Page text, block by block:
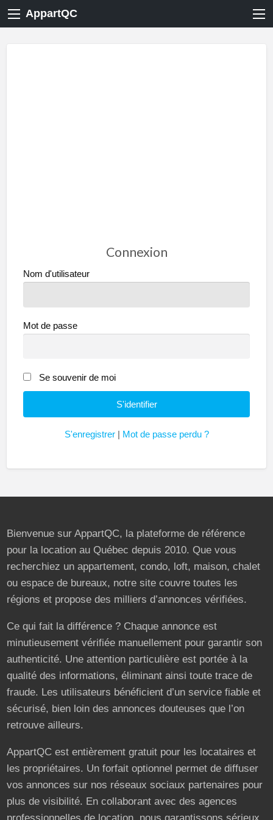
AppartQC
Connexion
Nom d'utilisateur
Mot de passe
Se souvenir de moi
S'enregistrer| Mot de passe perdu ?
Bienvenue sur AppartQC, la plateforme de référence
pour la location au Québec depuis 2010. Que vous
recherchiez un appartement, condo, loft, maison, chalet
ou espace de bureaux, notre site couvre toutes les
régions et propose des milliers d’annonces vérifiées.
Ce qui fait la différence ? Chaque annonce est
minutieusement vérifiée manuellement pour garantir son
authenticité. Une attention particulière est portée à la
qualité des informations, éliminant ainsi toute trace de
fraude. Les utilisateurs bénéficient d’un service fiable et
sécurisé, bien loin des annonces douteuses que l’on
retrouve ailleurs.
AppartQC est entièrement gratuit pour les locataires et
les propriétaires. Un forfait optionnel permet de diffuser
vos annonces sur nos réseaux sociaux partenaires pour
plus de visibilité. En collaborant avec des agences